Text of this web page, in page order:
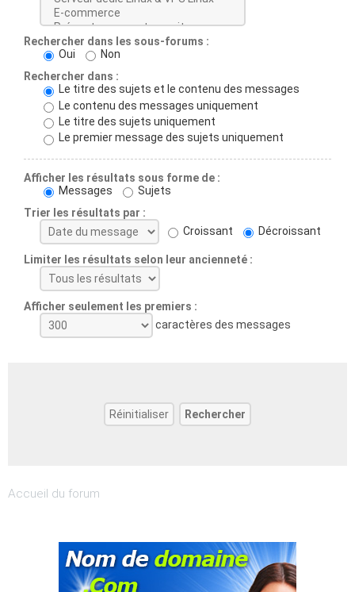
Rechercher dans les sous-forums :
Oui
Non
Rechercher dans :
Le titre des sujets et le contenu des messages
Le contenu des messages uniquement
Le titre des sujets uniquement
Le premier message des sujets uniquement
Afficher les résultats sous forme de :
Messages
Sujets
Trier les résultats par :
Croissant
Décroissant
Limiter les résultats selon leur ancienneté :
Afficher seulement les premiers :
caractères des messages
Accueil du forum